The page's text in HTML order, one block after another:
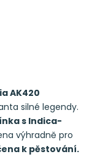
AK420
silné legendy.
s Indica-
výhradně pro
k pěstování.